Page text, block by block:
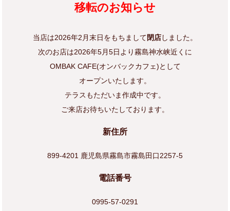
移転のお知らせ
当店は2026年2月末日をもちまして閉店しました。
次のお店は2026年5月5日より霧島神水峡近くに
OMBAK CAFE(オンバックカフェ)として
オープンいたします。
テラスもただいま作成中です。
ご来店お待ちいたしております。
新住所
899-4201 鹿児島県霧島市霧島田口2257-5
電話番号
0995-57-0291